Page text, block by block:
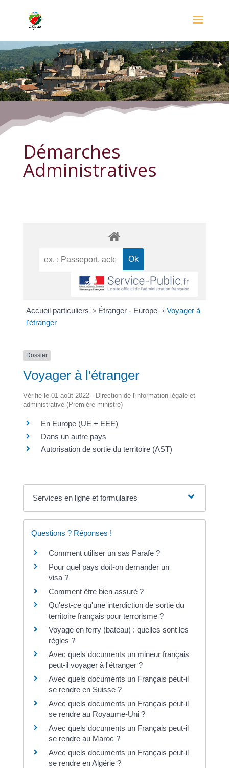
Démarches Administratives
Démarches
Administratives
Accueil particuliers > Étranger - Europe > Voyager à
l'étranger
Dossier
Voyager à l'étranger
Vérifié le 01 août 2022 - Direction de l'information légale et
administrative (Première ministre)
En Europe (UE + EEE)
Dans un autre pays
Autorisation de sortie du territoire (AST)
Services en ligne et formulaires
Questions ? Réponses !
Comment utiliser un sas Parafe ?
Pour quel pays doit-on demander un
visa ?
Comment être bien assuré ?
Qu'est-ce qu'une interdiction de sortie du
territoire français pour terrorisme ?
Voyage en ferry (bateau) : quelles sont les
règles ?
Avec quels documents un mineur français
peut-il voyager à l'étranger ?
Avec quels documents un Français peut-il
se rendre en Suisse ?
Avec quels documents un Français peut-il
se rendre au Royaume-Uni ?
Avec quels documents un Français peut-il
se rendre au Maroc ?
Avec quels documents un Français peut-il
se rendre en Algérie ?